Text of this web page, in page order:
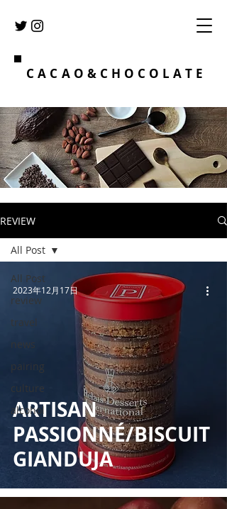
CACAO&CHOCOLATE
REVIEW
All Post
review
travel
news
pairing
culture
alcohol
All Post
ARTISAN
PASSIONNÉ/BISCUIT
GIANDUJA
2023年12月17日